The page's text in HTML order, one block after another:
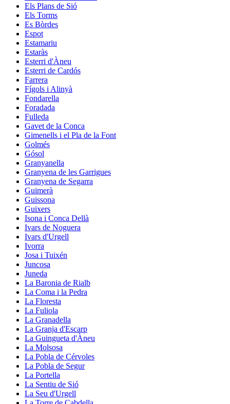
Els Plans de Sió
Els Torms
Es Bòrdes
Espot
Estamariu
Estaràs
Esterri d'Àneu
Esterri de Cardós
Farrera
Fígols i Alinyà
Fondarella
Foradada
Fulleda
Gavet de la Conca
Gimenells i el Pla de la Font
Golmés
Gósol
Granyanella
Granyena de les Garrigues
Granyena de Segarra
Guimerà
Guissona
Guixers
Isona i Conca Dellà
Ivars de Noguera
Ivars d'Urgell
Ivorra
Josa i Tuixén
Juncosa
Juneda
La Baronia de Rialb
La Coma i la Pedra
La Floresta
La Fuliola
La Granadella
La Granja d'Escarp
La Guingueta d'Àneu
La Molsosa
La Pobla de Cérvoles
La Pobla de Segur
La Portella
La Sentiu de Sió
La Seu d'Urgell